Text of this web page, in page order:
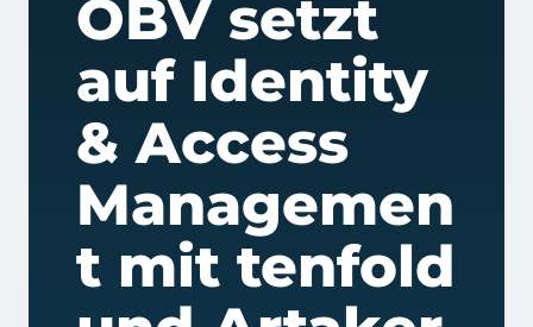
ÖBV setzt
auf Identity
& Access
Managemen
t mit tenfold